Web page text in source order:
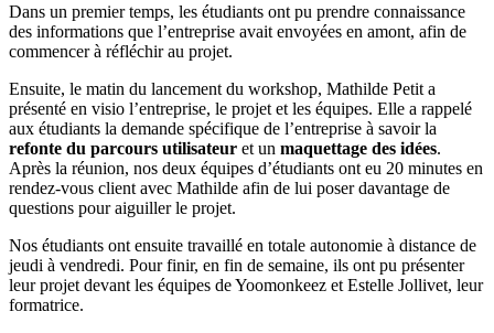
Dans un premier temps, les étudiants ont pu prendre connaissance
des informations que l’entreprise avait envoyées en amont, afin de
commencer à réfléchir au projet.
Ensuite, le matin du lancement du workshop, Mathilde Petit a
présenté en visio l’entreprise, le projet et les équipes. Elle a rappelé
aux étudiants la demande spécifique de l’entreprise à savoir la
refonte du parcours utilisateur et un maquettage des idées.
Après la réunion, nos deux équipes d’étudiants ont eu 20 minutes en
rendez-vous client avec Mathilde afin de lui poser davantage de
questions pour aiguiller le projet.
Nos étudiants ont ensuite travaillé en totale autonomie à distance de
jeudi à vendredi. Pour finir, en fin de semaine, ils ont pu présenter
leur projet devant les équipes de Yoomonkeez et Estelle Jollivet, leur
formatrice.